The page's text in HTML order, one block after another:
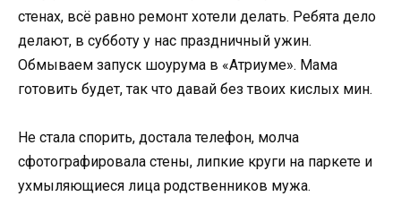
стенах, всё равно ремонт хотели делать. Ребята дело
делают, в субботу у нас праздничный ужин.
Обмываем запуск шоурума в «Атриуме». Мама
готовить будет, так что давай без твоих кислых мин.
Не стала спорить, достала телефон, молча
сфотографировала стены, липкие круги на паркете и
ухмыляющиеся лица родственников мужа.